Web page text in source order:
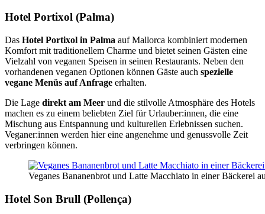
Hotel Portixol (Palma)
Das Hotel Portixol in Palma auf Mallorca kombiniert modernen
Komfort mit traditionellem Charme und bietet seinen Gästen eine
Vielzahl von veganen Speisen in seinen Restaurants. Neben den
vorhandenen veganen Optionen können Gäste auch spezielle
vegane Menüs auf Anfrage erhalten.
Die Lage direkt am Meer und die stilvolle Atmosphäre des Hotels
machen es zu einem beliebten Ziel für Urlauber:innen, die eine
Mischung aus Entspannung und kulturellen Erlebnissen suchen.
Veganer:innen werden hier eine angenehme und genussvolle Zeit
verbringen können.
Veganes Bananenbrot und Latte Macchiato in einer Bäckerei
Hotel Son Brull (Pollença)